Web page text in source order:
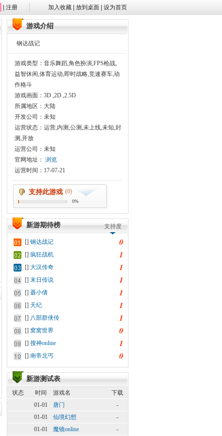
注册 加入收藏 放到桌面 设为首页
游戏介绍
钢达战记
游戏类型：音乐舞蹈,角色扮演,FPS枪战,
益智休闲,体育运动,即时战略,竞速赛车,动
作格斗
游戏画面：3D ,2D ,2.5D
所属地区：大陆
开发公司：未知
运营状态：运营,内测,公测,未上线,未知,封
测,开放
运营公司：未知
官网地址： 浏览
运营时间：17-07-21
支持此游戏 (0)
0%
新游期待榜 支持度
0
[] 钢达战记
1
[] 疯狂战机
1
[] 大汉传奇
1
[] 末日传说
1
[] 聂小倩
1
[] 天纪
1
[] 八部群侠传
0
[] 窝窝世界
1
[] 搜神online
0
[] 南帝北丐
新游测试表
状态 时间 游戏名
下载
01-01
唐门
-
01-01
仙境幻想
-
01-01
魔镜online -